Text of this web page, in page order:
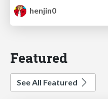
henjin0
Featured
See All Featured